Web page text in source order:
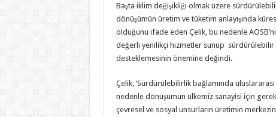
Başta iklim değişikliği olmak üzere
dönüşümün üretim ve tüketim anlayışında
olduğunu ifade eden Çelik, bu nedenle
değerli yenilikçi hizmetler sunup sürdürülebilir
desteklemesinin önemine değindi.
Çelik, ‘Sürdürülebilirlik bağlamında
nedenle dönüşümün ülkemiz sanayisi için
çevresel ve sosyal unsurların üretimin